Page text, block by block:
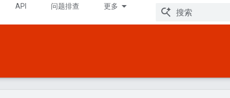
API 问题排查 更多